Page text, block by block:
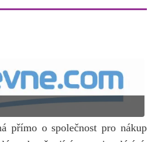
přímo o společnost pro nákup